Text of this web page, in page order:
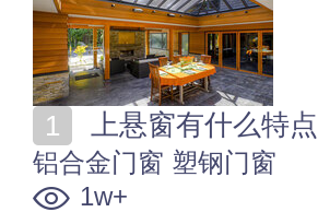
上悬窗有什么特
铝合金门窗 塑钢门窗
1w+